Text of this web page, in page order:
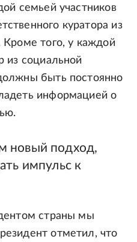
семьей участников
куратора из
Кроме того, у каждой
из социальной
быть постоянно
информацией о
новый подход,
импульс к
страны мы
отметил, что